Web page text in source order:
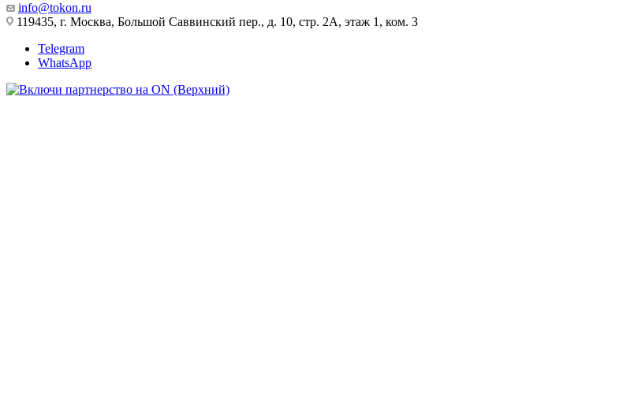
info@tokon.ru
119435, г. Москва, Большой Саввинский пер., д. 10, стр. 2А, этаж 1, ком. 3
Telegram
WhatsApp